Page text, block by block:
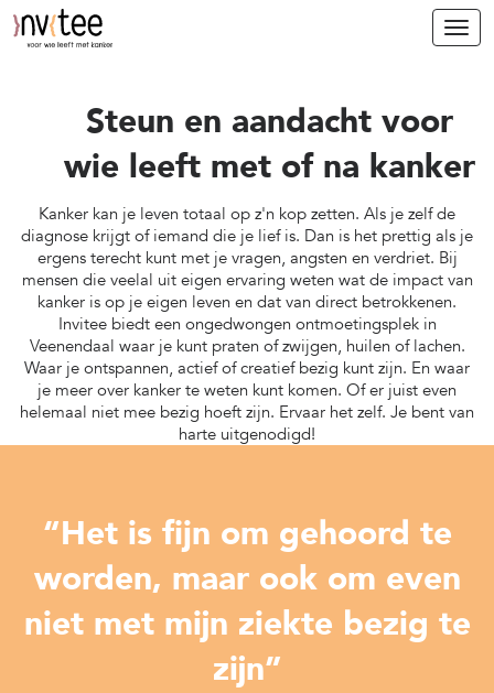
Steun en aandacht voor
wie leeft met of na kanker
Kanker kan je leven totaal op z'n kop zetten. Als je zelf de
diagnose krijgt of iemand die je lief is. Dan is het prettig als je
ergens terecht kunt met je vragen, angsten en verdriet. Bij
mensen die veelal uit eigen ervaring weten wat de impact van
kanker is op je eigen leven en dat van direct betrokkenen.
Invitee biedt een ongedwongen ontmoetingsplek in
Veenendaal waar je kunt praten of zwijgen, huilen of lachen.
Waar je ontspannen, actief of creatief bezig kunt zijn. En waar
je meer over kanker te weten kunt komen. Of er juist even
helemaal niet mee bezig hoeft zijn. Ervaar het zelf. Je bent van
harte uitgenodigd!
“Het is fijn om gehoord te
worden, maar ook om even
niet met mijn ziekte bezig te
zijn”